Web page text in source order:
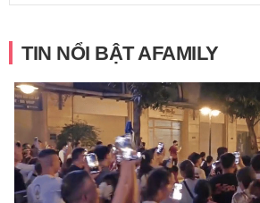
TIN NỔI BẬT AFAMILY